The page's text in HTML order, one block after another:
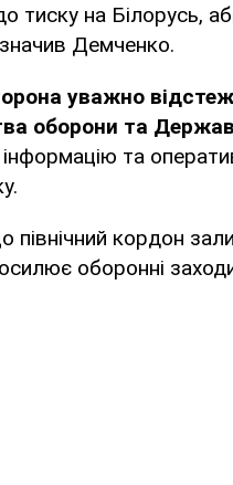
тиску на Білорусь,
Демченко.
уважно
оборони та
та
кордон
оборонні